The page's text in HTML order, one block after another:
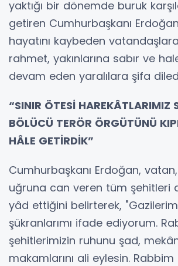
yaktığı bir dönemde buruk
getiren Cumhurbaşkanı
hayatını kaybeden
rahmet, yakınlarına sabır ve
devam eden yaralılara şifa
“SINIR ÖTESİ HAREKÂTLARIMIZ
BÖLÜCÜ TERÖR ÖRGÜTÜNÜ
HÂLE GETİRDİK”
Cumhurbaşkanı Erdoğan,
uğruna can veren tüm şehitleri
yâd ettiğini belirterek,
şükranlarımı ifade ediyorum.
şehitlerimizin ruhunu şad,
makamlarını ali eylesin.